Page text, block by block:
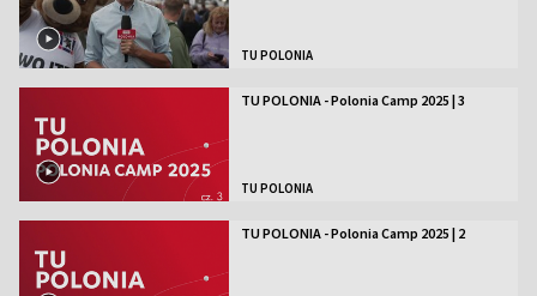
TU POLONIA
TU POLONIA - Polonia Camp 2025 | 3
TU POLONIA
TU POLONIA - Polonia Camp 2025 | 2